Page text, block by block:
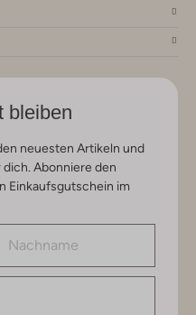
bleiben
neuesten Artikeln und
Abonniere den
Einkaufsgutschein im